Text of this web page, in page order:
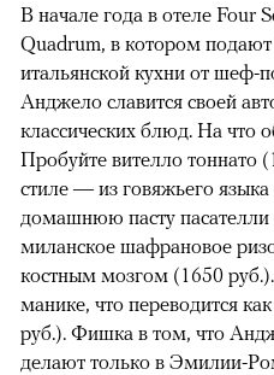
00:00 / 00:00
В начале года в отеле Four
Quadrum, в котором
итальянской кухни от шеф-
Анджело славится своей
классических блюд. На что
Пробуйте вителло тоннато
стиле — из говяжьего
домашнюю пасту пасателли
миланское шафрановое
костным мозгом (1650
манике, что переводится
руб.). Фишка в том, что
делают только в Эмилии-